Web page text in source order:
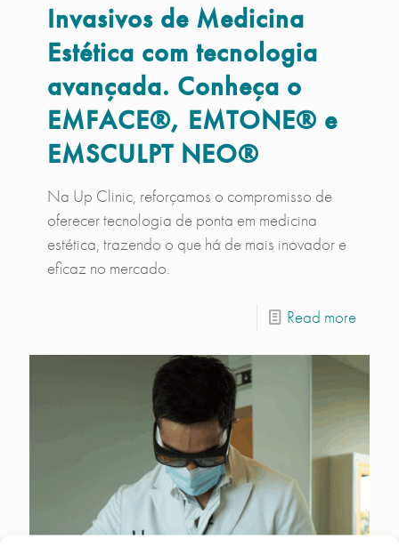
Invasivos de Medicina
Estética com tecnologia
avançada. Conheça o
EMFACE®, EMTONE® e
EMSCULPT NEO®
Na Up Clinic, reforçamos o compromisso de
oferecer tecnologia de ponta em medicina
estética, trazendo o que há de mais inovador e
eficaz no mercado.
Read more